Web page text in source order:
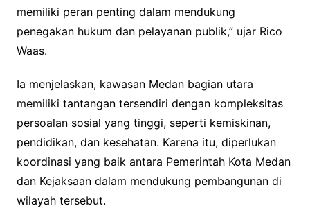
memiliki peran penting dalam mendukung
penegakan hukum dan pelayanan publik,” ujar Rico
Waas.
Ia menjelaskan, kawasan Medan bagian utara
memiliki tantangan tersendiri dengan kompleksitas
persoalan sosial yang tinggi, seperti kemiskinan,
pendidikan, dan kesehatan. Karena itu, diperlukan
koordinasi yang baik antara Pemerintah Kota Medan
dan Kejaksaan dalam mendukung pembangunan di
wilayah tersebut.